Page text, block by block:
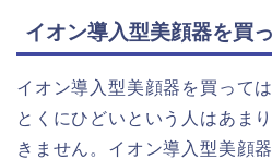
イオン導入型美顔器を買
イオン導入型美顔器を買って
とくにひどいという人はあま
きません。イオン導入型美顔